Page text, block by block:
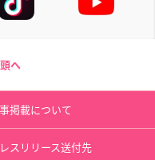
へ
掲載について
スリリース送付先